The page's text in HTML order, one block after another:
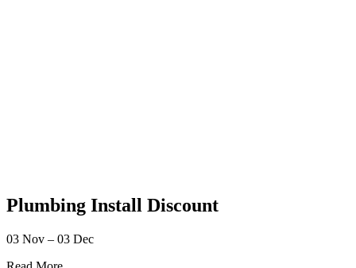
Plumbing Install Discount
03 Nov – 03 Dec